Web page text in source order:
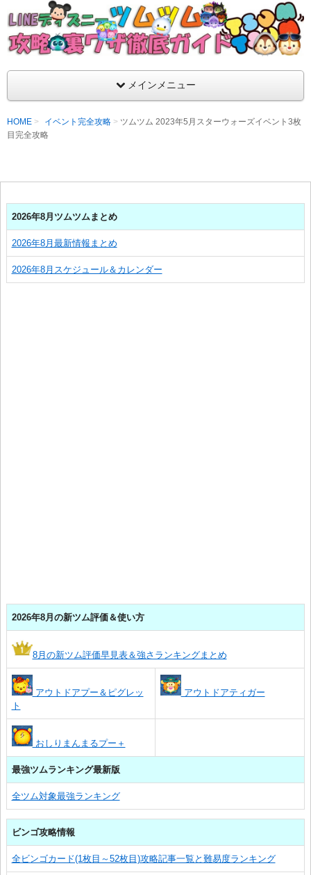
LINEディズニー ツムツム攻略・裏ワザ徹底
支持率No1！痒いところに手が届くツムツム攻略サイト！新ツ
ラ評価も丁寧に解説！ツムツムを120％楽しめるサイトを目指し
メインメニュー
HOME イベント完全攻略
ツムツム 2023年5月スターウォーズイベント3枚
目完全攻略
2026年8月ツムツムまとめ
2026年8月最新情報まとめ
2026年8月スケジュール＆カレンダー
2026年8月の新ツム評価＆使い方
8月の新ツム評価早見表＆強さランキングまとめ
アウトドアプー＆ピグレッ
ト
アウトドアティガー
おしりまんまるプー＋
最強ツムランキング最新版
全ツム対象最強ランキング
ビンゴ攻略情報
全ビンゴカード(1枚目～52枚目)攻略記事一覧と難易度ランキング